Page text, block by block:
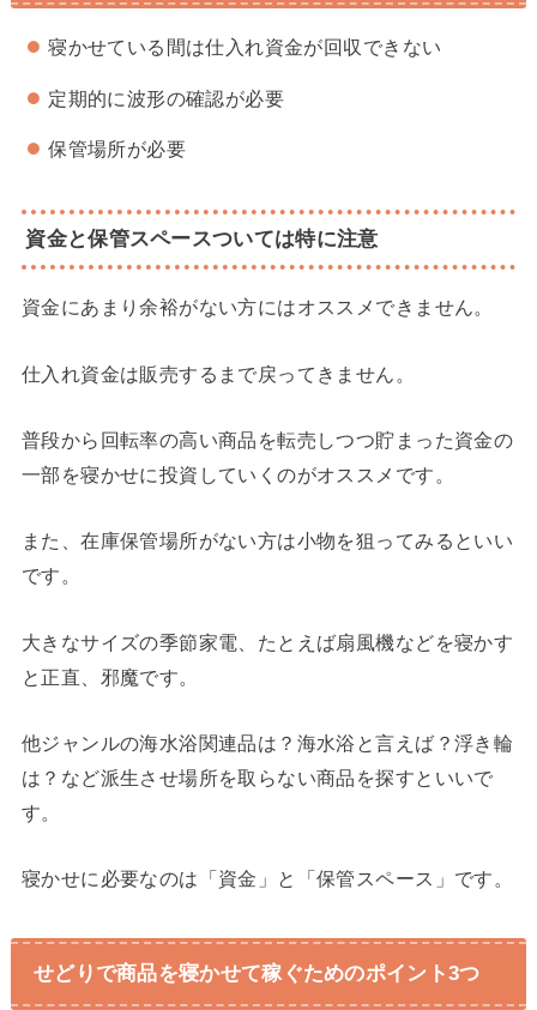
寝かせている間は仕入れ資金が回収できない
定期的に波形の確認が必要
保管場所が必要
資金と保管スペースついては特に注意
資金にあまり余裕がない方にはオススメできません。
仕入れ資金は販売するまで戻ってきません。
普段から回転率の高い商品を転売しつつ貯まった資金の
一部を寝かせに投資していくのがオススメです。
また、在庫保管場所がない方は小物を狙ってみるといい
です。
大きなサイズの季節家電、たとえば扇風機などを寝かす
と正直、邪魔です。
他ジャンルの海水浴関連品は？海水浴と言えば？浮き輪
は？など派生させ場所を取らない商品を探すといいで
す。
寝かせに必要なのは「資金」と「保管スペース」です。
せどりで商品を寝かせて稼ぐためのポイント3つ